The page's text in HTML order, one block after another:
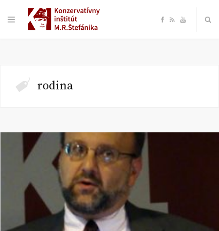
F R Y
rodina